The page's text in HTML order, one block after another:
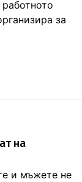
за
на
и мъжете не